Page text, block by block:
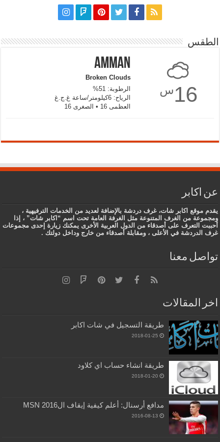
الطقس
16س
Amman
Broken Clouds
الرطوبة: 51%
الرياح: 6كيلومتر/ساعة غ.ج.غ
العظمى 16 • الصغرى 16
عن اكابر
يقدم موقع اكابر شات، غرف دردشة بالإضافة لعديد من الخدمات الترفيهية ،
ومجموعة من الغرف المتنوعة مثل الغرفة العامة تحت اسم “اكابر شات” ، إذا
أحببت التعرف على أصدقاء من الدول العربية الأخرى يمكنك زيارة إحدى مجموعات
غرف الدردشة في الأعلى ، ومقابلة أصدقاء من خارج وداخل دولتك .
تواصل معنا
اخر المقالات
طريقة التسجيل في شات اكابر
2018-01-25
طريقة انشاء حساب اي كلاود
2018-01-20
مدافع أرسنال: أعلم كيفية إيقاف الMSN 2016
2016-08-13